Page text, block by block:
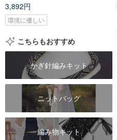
3,892円
環境に優しい
こちらもおすすめ
かぎ針編みキット
ニットバッグ
編み物キット